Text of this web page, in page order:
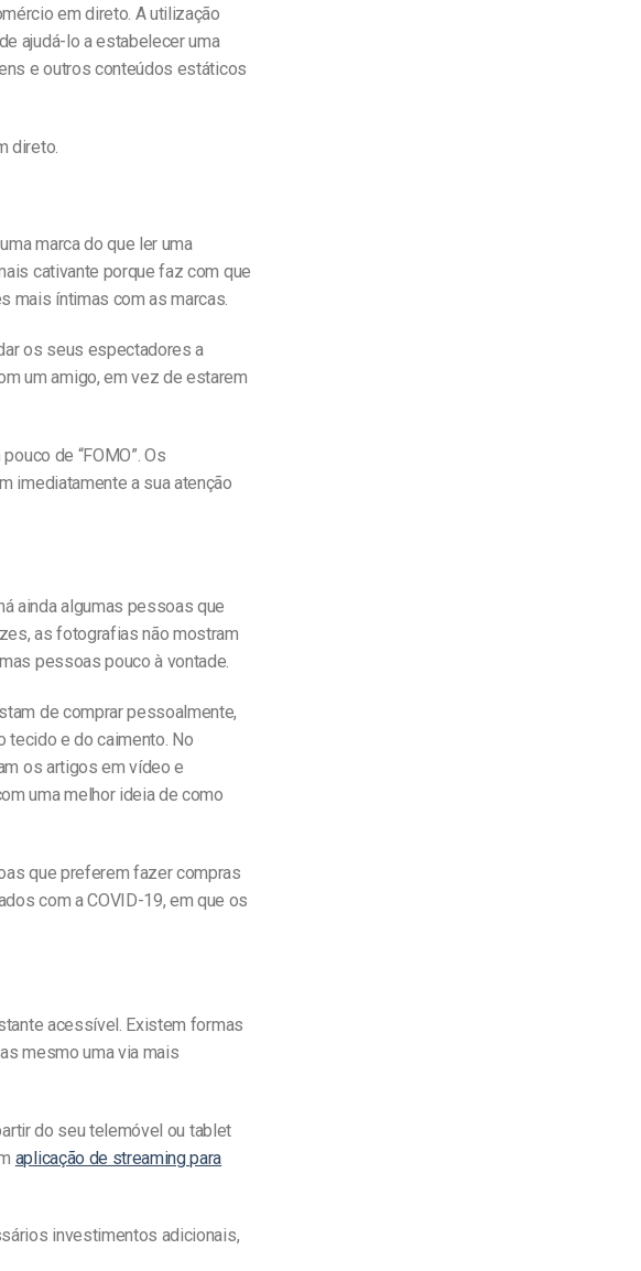
em direto. A utilização
ajudá-lo a estabelecer uma
e outros conteúdos estáticos
direto.
marca do que ler uma
cativante porque faz com que
mais íntimas com as marcas.
os seus espectadores a
um amigo, em vez de estarem
de “FOMO”. Os
imediatamente a sua atenção
ainda algumas pessoas que
as fotografias não mostram
pessoas pouco à vontade.
de comprar pessoalmente,
tecido e do caimento. No
os artigos em vídeo e
uma melhor ideia de como
que preferem fazer compras
com a COVID-19, em que os
acessível. Existem formas
mesmo uma via mais
do seu telemóvel ou tablet
aplicação de streaming para
investimentos adicionais,